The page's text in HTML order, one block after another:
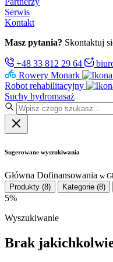
Serwis
Kontakt
Masz pytania? Skontaktuj
+48 33 812 29 64
Rowery Monark
Robot rehabilitacyjny
Suchy hydromasaż
Sugerowane wyszukiwania
Główna Dofinansowania w
Produkty (8) Kategorie (8)
5%
Wyszukiwanie
Brak